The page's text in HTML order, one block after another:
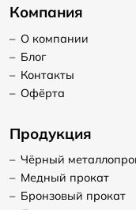
Компания
– О компании
– Блог
– Контакты
– Офёрта
Продукция
– Чёрный
– Медный прокат
– Бронзовый прокат